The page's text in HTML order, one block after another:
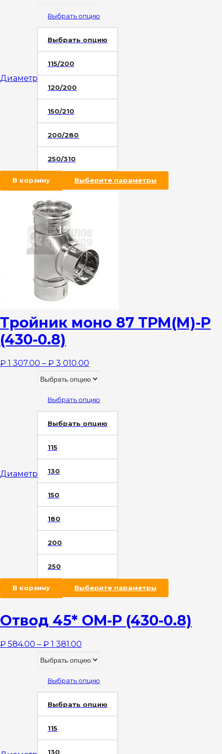
Диаметр
Выбрать опцию
Выбрать опцию
115/200
120/200
150/210
200/280
250/310
В корзину Выберите параметры
Тройник моно 87 ТРМ(М)-Р
(430-0.8)
₽ 1 307.00 – ₽ 3 010.00
Диаметр
Выбрать опцию
Выбрать опцию
115
130
150
180
200
250
В корзину Выберите параметры
Отвод 45* OM-Р (430-0.8)
₽ 584.00 – ₽ 1 381.00
Выбрать опцию
Выбрать опцию
115
130